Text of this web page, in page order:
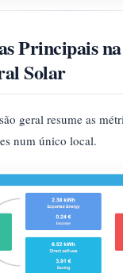
Principais
Solar
geral resume as
num único local.